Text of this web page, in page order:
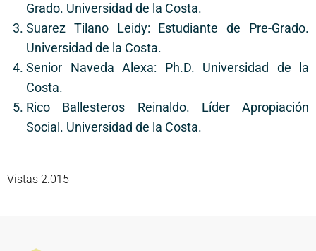
Grado. Universidad de la Costa.
Suarez Tilano Leidy: Estudiante de Pre-Grado.
Universidad de la Costa.
Senior Naveda Alexa: Ph.D. Universidad de la
Costa.
Rico Ballesteros Reinaldo. Líder Apropiación
Social. Universidad de la Costa.
Vistas 2.015